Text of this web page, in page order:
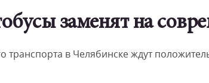
заменят на
транспорта в Челябинске ждут